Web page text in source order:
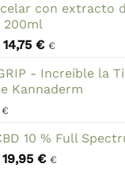
con extracto
200ml
El
original
era:
22,78 €.
14,75 €El
actual
es:
€
- Increíble la
Kannaderm
€
10 % Full
El
19,95 €El
€